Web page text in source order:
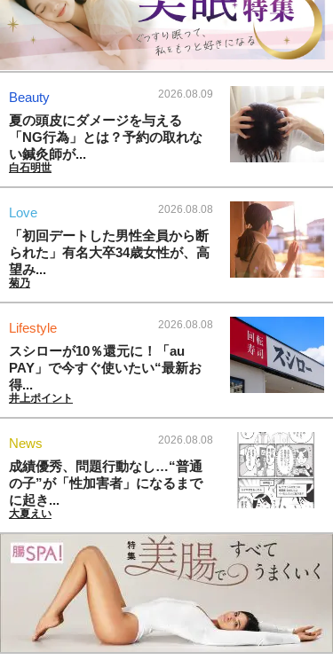
Beauty 2026.08.09
夏の頭皮にダメージを与える
「NG行為」とは？予約の取れな
い鍼灸師が...
白石明世
Love 2026.08.08
「初回デートした男性全員から断
られた」有名大卒34歳女性が、高
望み...
菊乃
Lifestyle 2026.08.08
スシローが10％還元に！「au
PAY」で今すぐ使いたい“最新お
得...
井上ポイント
News 2026.08.08
成績優秀、問題行動なし…“普通
の子”が「性加害者」になるまで
に起き...
大夏えい